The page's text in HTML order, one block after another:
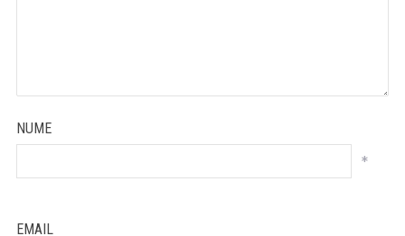
NUME
*
EMAIL